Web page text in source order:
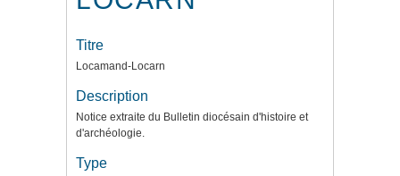
Titre
Locamand-Locarn
Description
Notice extraite du Bulletin diocésain d'histoire et
d'archéologie.
Type